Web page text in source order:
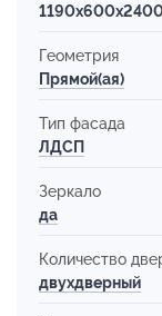
Геометрия
Прямой(ая)
Тип фасада
ЛДСП
Зеркало
да
Количество
двухдверный